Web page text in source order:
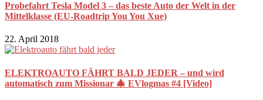
Probefahrt Tesla Model 3 – das beste Auto der Welt in der
Mittelklasse (EU-Roadtrip You You Xue)
22. April 2018
ELEKTROAUTO FÄHRT BALD JEDER – und wird
automatisch zum Missionar 🎄 EVlogmas #4 [Video]